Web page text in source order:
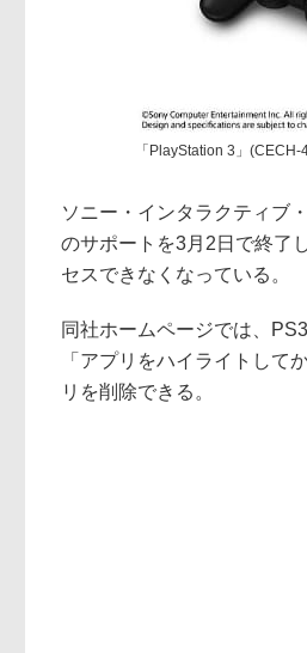
「PlayStation 3」
ソニー・インタラクティブ
のサポートを3月2日で終了
セスできなくなっている。
同社ホームページでは、
「アプリをハイライトし
リを削除できる。